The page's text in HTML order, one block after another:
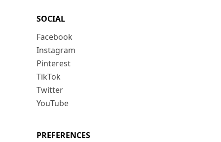
SOCIAL
Facebook
Instagram
Pinterest
TikTok
Twitter
YouTube
PREFERENCES